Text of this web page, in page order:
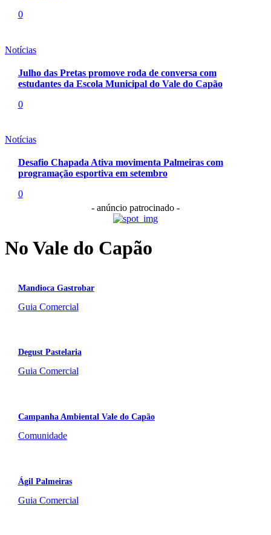
0
Notícias
Julho das Pretas promove roda de conversa com
estudantes da Escola Municipal do Vale do Capão
0
Notícias
Desafio Chapada Ativa movimenta Palmeiras com
programação esportiva em setembro
0
- anúncio patrocinado -
No Vale do Capão
Mandioca Gastrobar
Guia Comercial
Degust Pastelaria
Guia Comercial
Campanha Ambiental Vale do Capão
Comunidade
Ágil Palmeiras
Guia Comercial